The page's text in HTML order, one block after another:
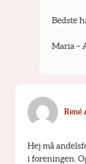
Bedste
Maria –
René
Hej må
i foreningen.